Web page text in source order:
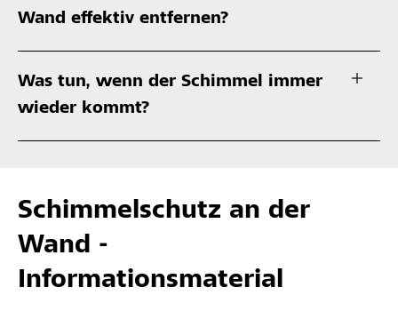
Wand effektiv entfernen?
Was tun, wenn der Schimmel immer
wieder kommt?
Schimmelschutz an der
Wand -
Informationsmaterial